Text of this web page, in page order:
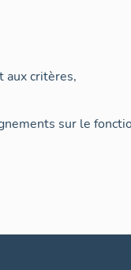
aux critères,
sur le